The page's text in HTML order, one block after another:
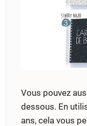
Vous pouvez
dessous. En
ans, cela vous